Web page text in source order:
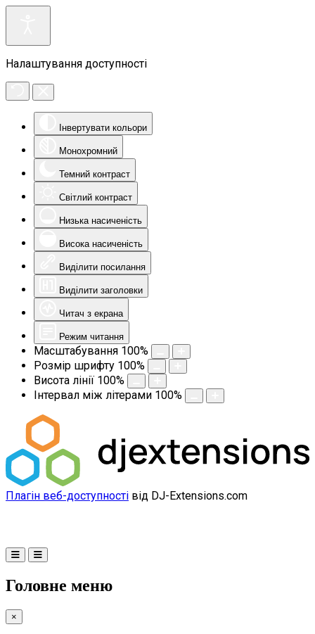
Налаштування доступності
Інвертувати кольори
Монохромний
Темний контраст
Світлий контраст
Низька насиченість
Висока насиченість
Виділити посилання
Виділити заголовки
Читач з екрана
Режим читання
Масштабування 100%
Розмір шрифту 100%
Висота лінії 100%
Інтервал між літерами 100%
Плагін веб-доступності від DJ-Extensions.com
Головне меню
×